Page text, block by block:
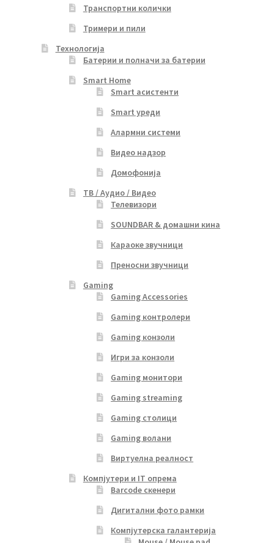
Транспортни колички
Тримери и пили
Технологија
Батерии и полначи за батерии
Smart Home
Smart асистенти
Smart уреди
Алармни системи
Видео надзор
Домофонија
ТВ / Аудио / Видео
Телевизори
SOUNDBAR & домашни кина
Караоке звучници
Преносни звучници
Gaming
Gaming Accessories
Gaming контролери
Gaming конзоли
Игри за конзоли
Gaming монитори
Gaming streaming
Gaming столици
Gaming волани
Виртуелна реалност
Компјутери и IT опрема
Barcode скенери
Дигитални фото рамки
Компјутерска галантерија